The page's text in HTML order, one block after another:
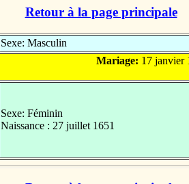
Retour à la page principale
Sexe: Masculin
Mariage: 17
Sexe: Féminin
Naissance : 27 juillet 1651